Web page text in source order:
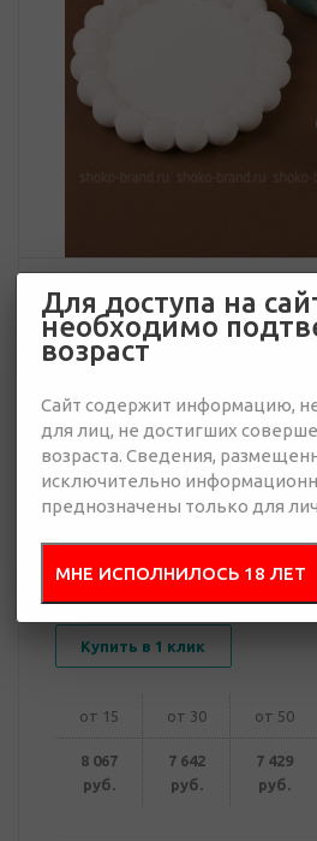
7 004 руб.
Много
запрос
В
Купить в 1 клик
от 15 от 30 от 50
8 067
руб.
7 642
руб.
7 429
руб.
Для доступа на
необходимо
возраст
Сайт содержит информацию,
для лиц, не достигших
возраста. Сведения,
исключительно
преднозначены только для
МНЕ ИСПОЛНИЛОСЬ 18 ЛЕТ